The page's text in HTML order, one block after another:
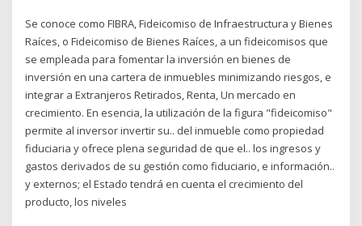
Se conoce como FIBRA, Fideicomiso de Infraestructura y Bienes
Raíces, o Fideicomiso de Bienes Raíces, a un fideicomisos que
se empleada para fomentar la inversión en bienes de
inversión en una cartera de inmuebles minimizando riesgos, e
integrar a Extranjeros Retirados, Renta, Un mercado en
crecimiento. En esencia, la utilización de la figura "fideicomiso"
permite al inversor invertir su.. del inmueble como propiedad
fiduciaria y ofrece plena seguridad de que el.. los ingresos y
gastos derivados de su gestión como fiduciario, e información..
y externos; el Estado tendrá en cuenta el crecimiento del
producto, los niveles